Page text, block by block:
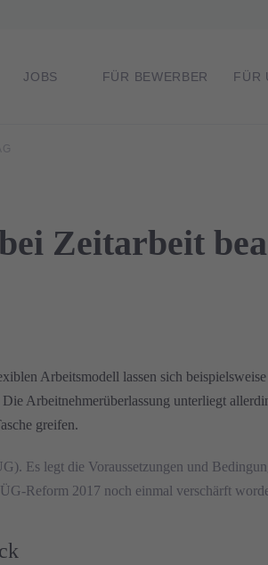
JOBS FÜR BEWERBER FÜR
Zeitarbeit
Arbeitsmodell lassen sich beispielsweise
Arbeitnehmerüberlassung unterliegt
greifen.
Es legt die Voraussetzungen und
Reform 2017 noch einmal verschärft